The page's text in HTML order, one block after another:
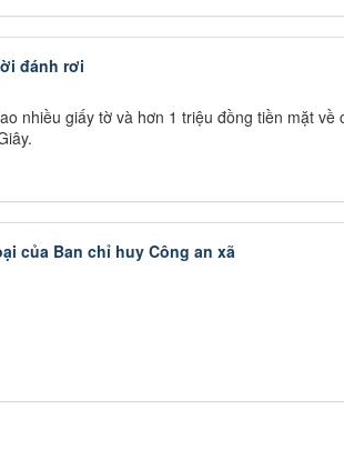
đánh rơi
nhiều giấy tờ và hơn 1 triệu đồng tiền mặt về
của Ban chỉ huy Công an xã